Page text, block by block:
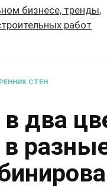
СТЕН
два